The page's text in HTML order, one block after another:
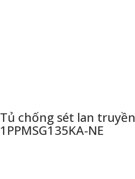
Tủ chống sét lan truyền
1PPMSG135KA-NE